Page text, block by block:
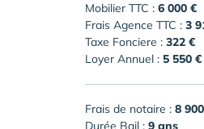
Mobilier TTC : 6 000 €
Frais Agence TTC : 3
Taxe Fonciere : 322 €
Loyer Annuel : 5 550 €
Frais de notaire : 8
Durée Bail : 9 ans